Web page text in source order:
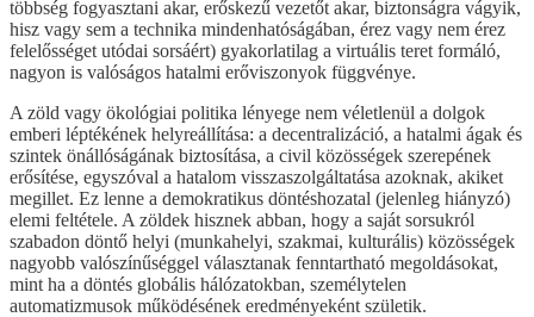
többség fogyasztani akar, erőskezű vezetőt akar, biztonságra vágyik,
hisz vagy sem a technika mindenhatóságában, érez vagy nem érez
felelősséget utódai sorsáért) gyakorlatilag a virtuális teret formáló,
nagyon is valóságos hatalmi erőviszonyok függvénye.
A zöld vagy ökológiai politika lényege nem véletlenül a dolgok
emberi léptékének helyreállítása: a decentralizáció, a hatalmi ágak és
szintek önállóságának biztosítása, a civil közösségek szerepének
erősítése, egyszóval a hatalom visszaszolgáltatása azoknak, akiket
megillet. Ez lenne a demokratikus döntéshozatal (jelenleg hiányzó)
elemi feltétele. A zöldek hisznek abban, hogy a saját sorsukról
szabadon döntő helyi (munkahelyi, szakmai, kulturális) közösségek
nagyobb valószínűséggel választanak fenntartható megoldásokat,
mint ha a döntés globális hálózatokban, személytelen
automatizmusok működésének eredményeként születik.